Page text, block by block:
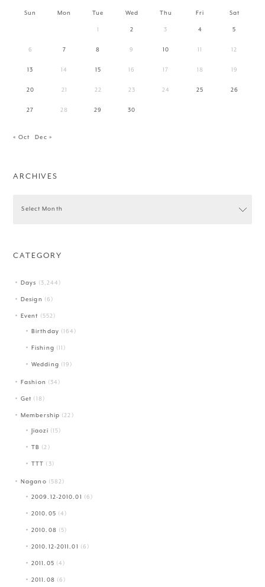
Sun Mon Tue Wed Thu Fri Sat
1 2 3 4 5
6 7 8 9 10 11 12
13 14 15 16 17 18 19
20 21 22 23 24 25 26
27 28 29 30
« Oct Dec »
ARCHIVES
CATEGORY
Days (3,244)
Design (6)
Event (552)
Birthday (164)
Fishing (11)
Wedding (19)
Fashion (34)
Get (18)
Membership (22)
Jiaozi (15)
TB (2)
TTT (3)
Nagano (582)
2009.12-2010.01 (6)
2010.05 (4)
2010.08 (5)
2010.12-2011.01 (6)
2011.05 (4)
2011.08 (6)